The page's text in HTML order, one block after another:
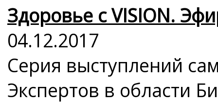
Здоровье с VISION.
04.12.2017
Серия выступлений
Экспертов в области